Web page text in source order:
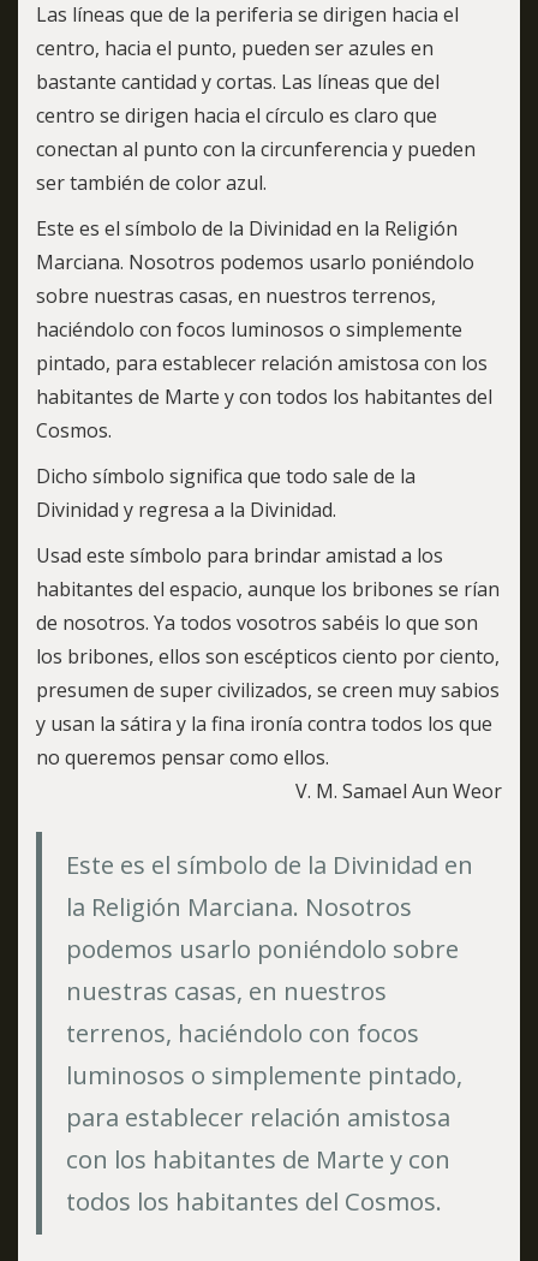
Las líneas que de la periferia se dirigen hacia el
centro, hacia el punto, pueden ser azules en
bastante cantidad y cortas. Las líneas que del
centro se dirigen hacia el círculo es claro que
conectan al punto con la circunferencia y pueden
ser también de color azul.
Este es el símbolo de la Divinidad en la Religión
Marciana. Nosotros podemos usarlo poniéndolo
sobre nuestras casas, en nuestros terrenos,
haciéndolo con focos luminosos o simplemente
pintado, para establecer relación amistosa con los
habitantes de Marte y con todos los habitantes del
Cosmos.
Dicho símbolo significa que todo sale de la
Divinidad y regresa a la Divinidad.
Usad este símbolo para brindar amistad a los
habitantes del espacio, aunque los bribones se rían
de nosotros. Ya todos vosotros sabéis lo que son
los bribones, ellos son escépticos ciento por ciento,
presumen de super civilizados, se creen muy sabios
y usan la sátira y la fina ironía contra todos los que
no queremos pensar como ellos.
V. M. Samael Aun Weor
Este es el símbolo de la Divinidad en
la Religión Marciana. Nosotros
podemos usarlo poniéndolo sobre
nuestras casas, en nuestros
terrenos, haciéndolo con focos
luminosos o simplemente pintado,
para establecer relación amistosa
con los habitantes de Marte y con
todos los habitantes del Cosmos.